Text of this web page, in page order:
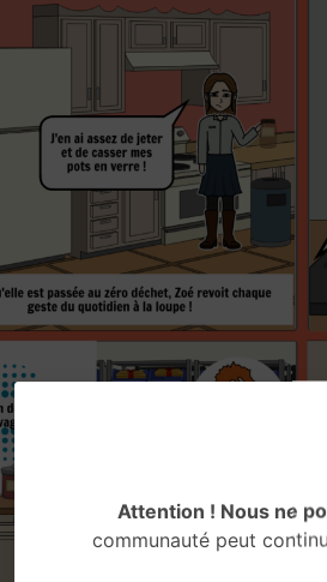
Attention ! Nous ne
communauté peut